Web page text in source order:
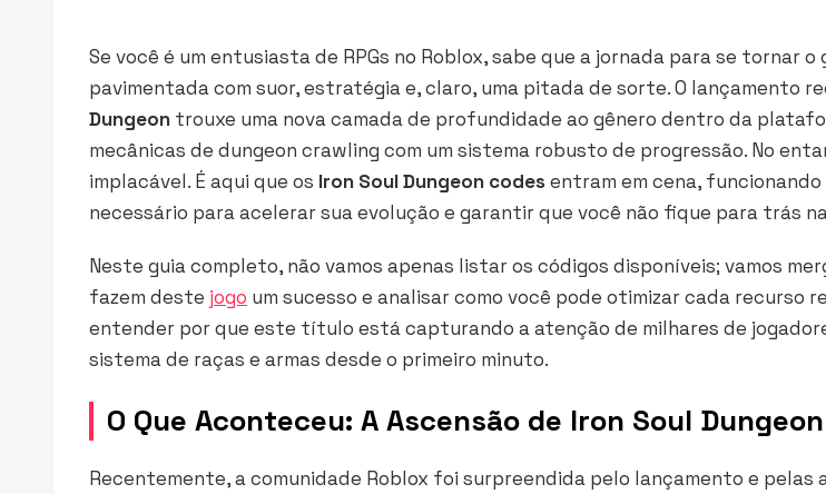
Se você é um entusiasta de RPGs no Roblox, sabe que a jornada para se tornar
pavimentada com suor, estratégia e, claro, uma pitada de sorte. O lançamento
Dungeon trouxe uma nova camada de profundidade ao gênero dentro da
mecânicas de dungeon crawling com um sistema robusto de progressão. No
implacável. É aqui que os Iron Soul Dungeon codes entram em cena,
necessário para acelerar sua evolução e garantir que você não fique para trás
Neste guia completo, não vamos apenas listar os códigos disponíveis; vamos
fazem deste jogo um sucesso e analisar como você pode otimizar cada recurso
entender por que este título está capturando a atenção de milhares de
sistema de raças e armas desde o primeiro minuto.
O Que Aconteceu: A Ascensão de Iron Soul Dungeon
Recentemente, a comunidade Roblox foi surpreendida pelo lançamento e